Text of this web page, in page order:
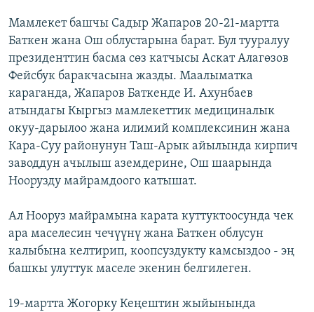
Мамлекет башчы Садыр Жапаров 20-21-мартта
Баткен жана Ош облустарына барат. Бул тууралуу
президенттин басма сөз катчысы Аскат Алагөзов
Фейсбук баракчасына жазды. Маалыматка
караганда, Жапаров Баткенде И. Ахунбаев
атындагы Кыргыз мамлекеттик медициналык
окуу-дарылоо жана илимий комплексинин жана
Кара-Суу районунун Таш-Арык айылында кирпич
заводдун ачылыш аземдерине, Ош шаарында
Ноорузду майрамдоого катышат.
Ал Нооруз майрамына карата куттуктоосунда чек
ара маселесин чечүүнү жана Баткен облусун
калыбына келтирип, коопсуздукту камсыздоо - эң
башкы улуттук маселе экенин белгилеген.
19-мартта Жогорку Кеңештин жыйынында